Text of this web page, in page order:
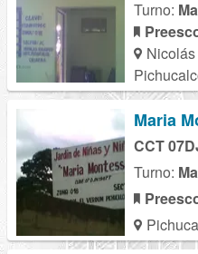
Turno:
Maria
CCT
Turno: